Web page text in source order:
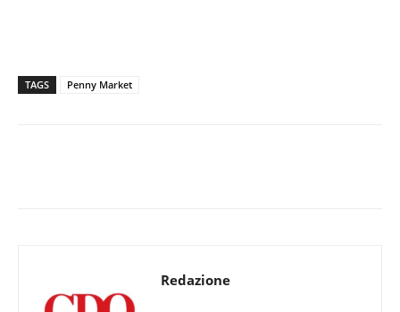
TAGS Penny Market
Redazione